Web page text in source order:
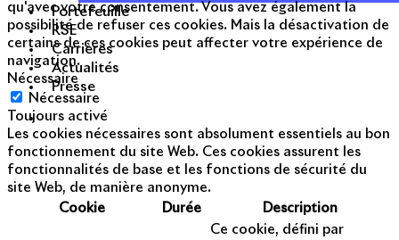
Portefeuille
RSE
Carrières
Actualités
Presse
qu'avec votre consentement. Vous avez également la
possibilité de refuser ces cookies. Mais la désactivation de
certains de ces cookies peut affecter votre expérience de
navigation.
Nécessaire
Nécessaire
Toujours activé
Les cookies nécessaires sont absolument essentiels au bon
fonctionnement du site Web. Ces cookies assurent les
fonctionnalités de base et les fonctions de sécurité du
site Web, de manière anonyme.
Cookie
Durée Description
Ce cookie, défini par